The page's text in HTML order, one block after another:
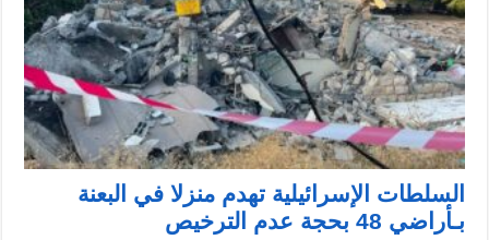
السلطات الإسرائيلية تهدم منزلا في البعنة
بـأراضي 48 بحجة عدم الترخيص